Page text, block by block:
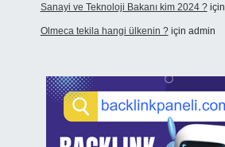
Sanayi ve Teknoloji Bakanı kim 2024 ?için
Olmeca tekila hangi ülkenin ?için admin